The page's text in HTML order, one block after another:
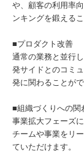
や、顧客の利用率
ンキングを鍛える
■プロダクト改善
通常の業務と並行
発サイドとのコミ
発に関わることがで
■組織づくりへの関
事業拡大フェーズ
チームや事業をリ
ていただけます。